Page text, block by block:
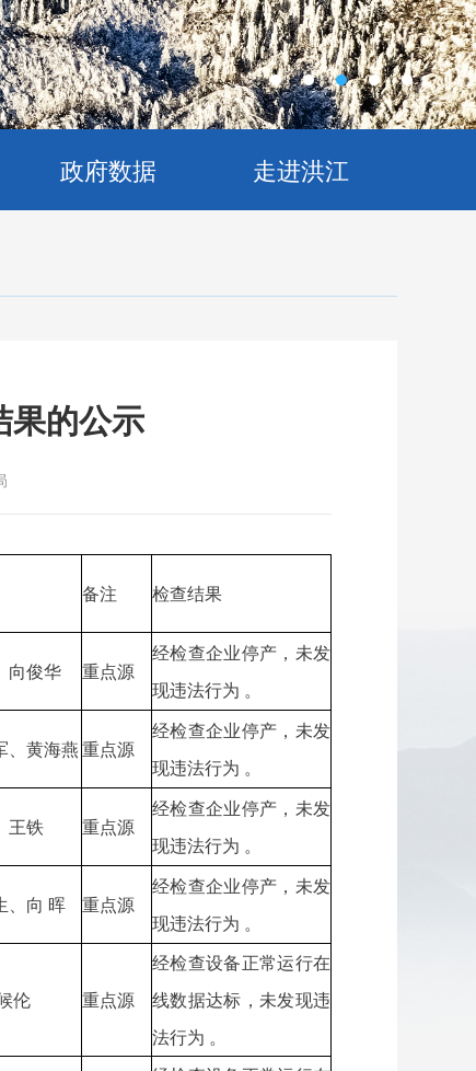
政府数据 走进洪江
果的公示
备注 检查结果
向俊华 重点源
经检查企业停产，未发
现违法行为 。
、黄海燕重点源
经检查企业停产，未发
现违法行为 。
王铁 重点源
经检查企业停产，未发
现违法行为 。
、向 晖 重点源
经检查企业停产，未发
现违法行为 。
伦 重点源
经检查设备正常运行在
线数据达标，未发现违
法行为 。